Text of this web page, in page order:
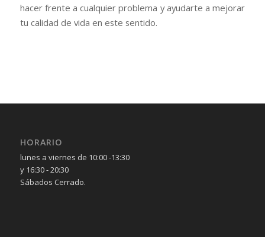
hacer frente a cualquier problema y ayudarte a mejorar
tu calidad de vida en este sentido.
HORARIO
lunes a viernes de 10:00 -13:30
y 16:30 - 20:30
Sábados Cerrado.